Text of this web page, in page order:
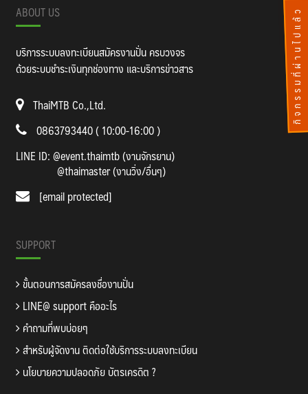
ABOUT US
บริการระบบลงทะเบียนสมัครงานปั่น ครบวงจร
ด้วยระบบชำระเงินทุกช่องทาง และบริการข่าวสาร
ThaiMTB Co.,Ltd.
0863793440 ( 10:00-16:00 )
LINE ID:@event.thaimtb (งานจักรยาน)
@thaimaster (งานวิ่ง/อื่นๆ)
[email protected]
SUPPORT
ขั้นตอนการสมัครลงชื่องานปั่น
LINE@ support คืออะไร
คำถามที่พบบ่อยๆ
สำหรับผู้จัดงาน ติดต่อใช้บริการระบบลงทะเบียน
นโยบายความปลอดภัย บัตรเครดิต ?
กิจกรรมที่ผ่านไปแล้ว